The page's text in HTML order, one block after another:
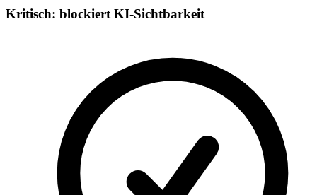
Kritisch: blockiert KI-Sichtbarkeit